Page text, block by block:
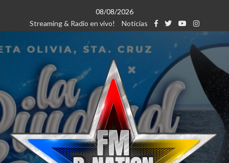
contenido
08/08/2026
Streaming & Radio en vivo!
Noticias